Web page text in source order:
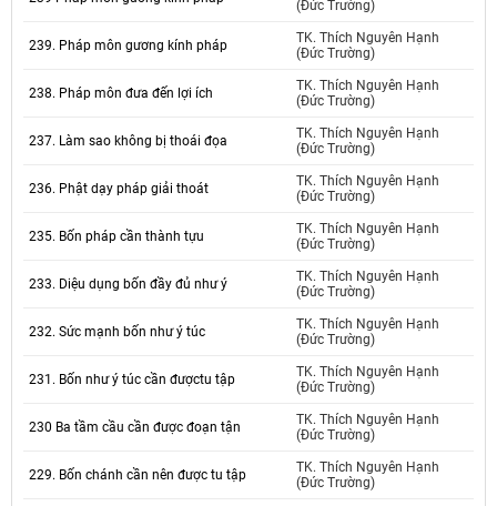
(Đức Trường)
239. Pháp môn gương kính pháp
TK. Thích Nguyên Hạnh
(Đức Trường)
238. Pháp môn đưa đến lợi ích
TK. Thích Nguyên Hạnh
(Đức Trường)
237. Làm sao không bị thoái đọa
TK. Thích Nguyên Hạnh
(Đức Trường)
236. Phật dạy pháp giải thoát
TK. Thích Nguyên Hạnh
(Đức Trường)
235. Bốn pháp cần thành tựu
TK. Thích Nguyên Hạnh
(Đức Trường)
233. Diệu dụng bốn đầy đủ như ý
TK. Thích Nguyên Hạnh
(Đức Trường)
232. Sức mạnh bốn như ý túc
TK. Thích Nguyên Hạnh
(Đức Trường)
231. Bốn như ý túc cần đượctu tập
TK. Thích Nguyên Hạnh
(Đức Trường)
230 Ba tầm cầu cần được đoạn tận
TK. Thích Nguyên Hạnh
(Đức Trường)
229. Bốn chánh cần nên được tu tập
TK. Thích Nguyên Hạnh
(Đức Trường)